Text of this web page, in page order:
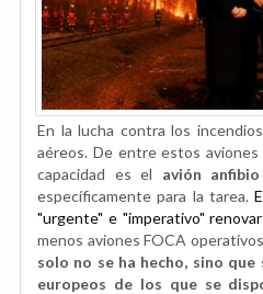
En la lucha contra los
aéreos. De entre estos
capacidad es el avión
específicamente para la tarea.
"urgente" e "imperativo"
menos aviones FOCA
solo no se ha hecho, sino
europeos de los que se